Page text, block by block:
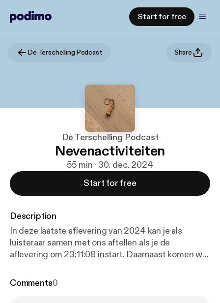
Start for free
De Terschelling Podcast Share
De Terschelling Podcast
Nevenactiviteiten
55 min · 30. dec. 2024
Start for free
Description
In deze laatste aflevering van 2024 kan je als
luisteraar samen met ons aftellen als je de
aflevering om 23:11:08 instart. Daarnaast komen we
gaan alle kanten op, van een eindejaarsquiz tot een
Comments0